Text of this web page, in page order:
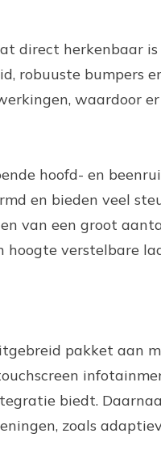
direct herkenbaar
robuuste bumpers
waardoor
hoofd- en
en bieden veel
van een groot
hoogte verstelbare
pakket aan
biedt.
zoals